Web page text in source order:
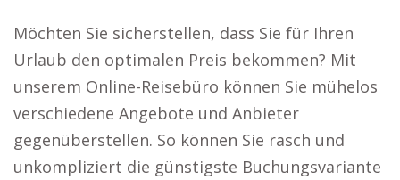
Möchten Sie sicherstellen, dass Sie für Ihren
Urlaub den optimalen Preis bekommen? Mit
unserem Online-Reisebüro können Sie mühelos
verschiedene Angebote und Anbieter
gegenüberstellen. So können Sie rasch und
unkompliziert die günstigste Buchungsvariante